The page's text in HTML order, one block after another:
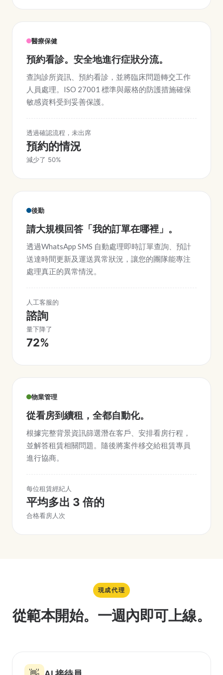
醫療保健
預約看診。安全地進行症狀分流。
查詢診所資訊、預約看診，並將臨床問題轉交工作
人員處理。ISO 27001 標準與嚴格的防護措施確保
敏感資料受到妥善保護。
透過確認流程，未出席
預約的情況
減少了 50%
後勤
請大規模回答「我的訂單在哪裡」。
透過WhatsApp SMS 自動處理即時訂單查詢、預計
送達時間更新及運送異常狀況，讓您的團隊能專注
處理真正的異常情況。
人工客服的
諮詢
量下降了
72%
物業管理
從看房到續租，全都自動化。
根據完整背景資訊篩選潛在客戶、安排看房行程，
並解答租賃相關問題。隨後將案件移交給租賃專員
進行協商。
每位租賃經紀人
平均多出 3 倍的
合格看房人次
現成代理
從範本開始。一週內即可上線。